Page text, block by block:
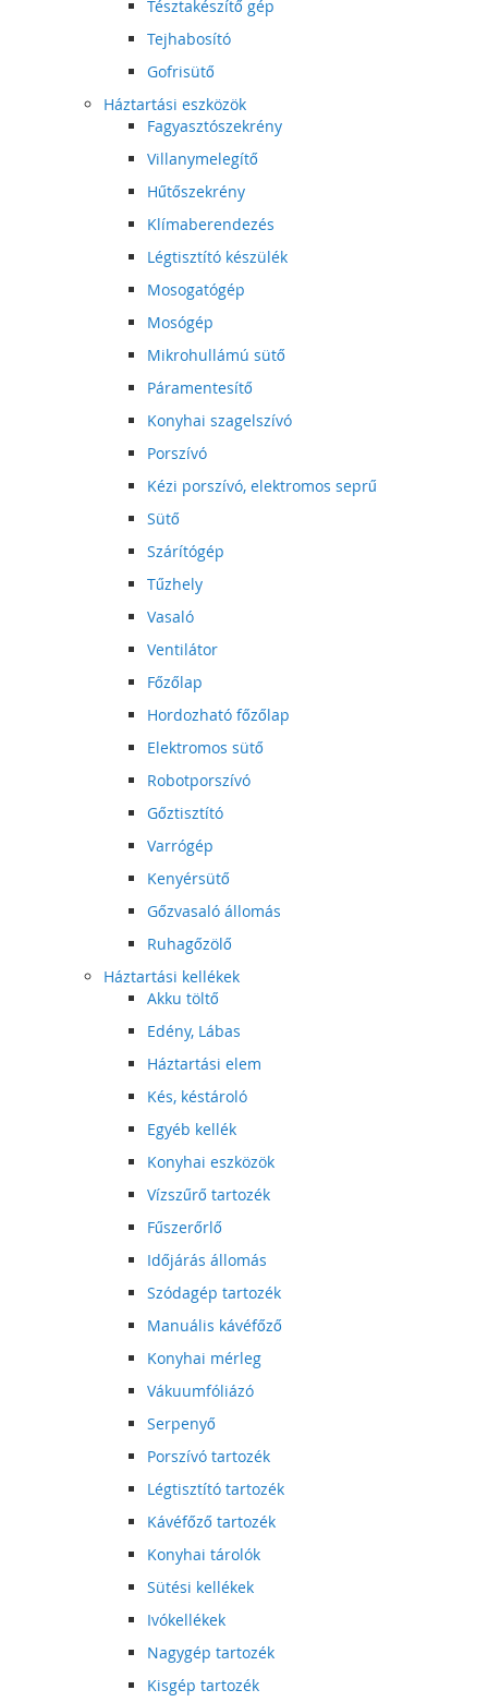
Tésztakészítő gép
Tejhabosító
Gofrisütő
Háztartási eszközök
Fagyasztószekrény
Villanymelegítő
Hűtőszekrény
Klímaberendezés
Légtisztító készülék
Mosogatógép
Mosógép
Mikrohullámú sütő
Páramentesítő
Konyhai szagelszívó
Porszívó
Kézi porszívó, elektromos seprű
Sütő
Szárítógép
Tűzhely
Vasaló
Ventilátor
Főzőlap
Hordozható főzőlap
Elektromos sütő
Robotporszívó
Gőztisztító
Varrógép
Kenyérsütő
Gőzvasaló állomás
Ruhagőzölő
Háztartási kellékek
Akku töltő
Edény, Lábas
Háztartási elem
Kés, késtároló
Egyéb kellék
Konyhai eszközök
Vízszűrő tartozék
Fűszerőrlő
Időjárás állomás
Szódagép tartozék
Manuális kávéfőző
Konyhai mérleg
Vákuumfóliázó
Serpenyő
Porszívó tartozék
Légtisztító tartozék
Kávéfőző tartozék
Konyhai tárolók
Sütési kellékek
Ivókellékek
Nagygép tartozék
Kisgép tartozék